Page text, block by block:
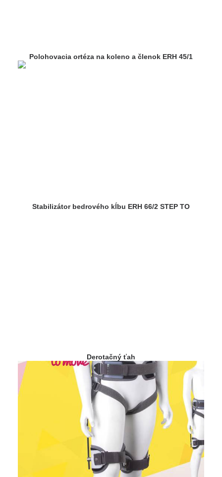
Polohovacia ortéza na koleno a členok ERH 45/1
Stabilizátor bedrového kĺbu ERH 66/2 STEP TO
Derotačný ťah